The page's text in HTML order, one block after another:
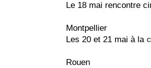
Le 18 mai rencontre
Montpellier
Les 20 et 21 mai à la
Rouen